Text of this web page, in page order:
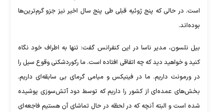
است. در حالی که پنج ژوئیه قبلی طی پنج سال اخیر نیز جزو گرم‌ترین‌ها
بوده‌اند.
بیل نلسون، مدیر ناسا در این کنفرانس گفت: تنها به اطراف خود نگاه
کنید و خواهید دید که چه اتفاقی افتاده است. ما رکوردشکنی وقوع سیل را
در ورمونت داریم. ما در فینیکس و میامی گرمای بی سابقه‌ای داریم.
بخش‌های عمده‌ای از کشور را داریم که توسط دود آتش‌سوزی پوشیده
شده است و البته آنچه که در لحظه در حال تماشای آن هستیم فاجعه‌ای